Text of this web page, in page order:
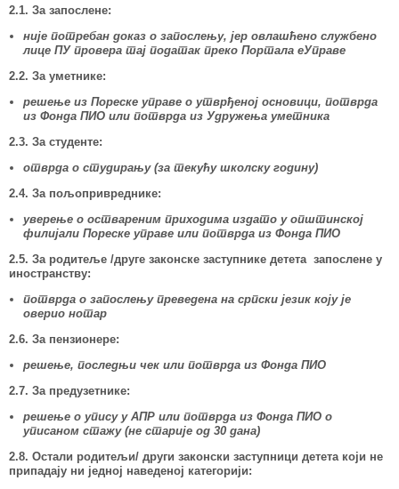
2.1. За запослене:
није потребан доказ о запослењу, јер овлашћено службено
лице ПУ провера тај податак преко Портала еУправе
2.2. За уметнике:
решење из Пореске управе о утврђеној основици, потврда
из Фонда ПИО или потврда из Удружења уметника
2.3. За студенте:
отврда о студирању (за текућу школску годину)
2.4. За пољопривреднике:
уверење о оствареним приходима издато у општинској
филијали Пореске управе или потврда из Фонда ПИО
2.5. За родитеље /друге законске заступнике детета запослене у
иностранству:
потврда о запослењу преведена на српски језик коју је
оверио нотар
2.6. За пензионере:
решење, последњи чек или потврда из Фонда ПИО
2.7. За предузетнике:
решење о упису у АПР или потврда из Фонда ПИО о
уписаном стажу (не старије од 30 дана)
2.8. Остали родитељи/ други законски заступници детета који не
припадају ни једној наведеној категорији: